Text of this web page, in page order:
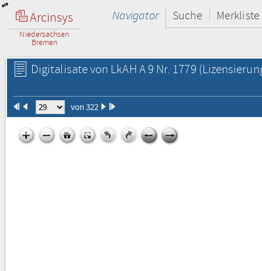
Arcinsys
Niedersachsen
Bremen
Navigator Suche Merkliste
Digitalisate von LkAH A 9 Nr. 1779
von 322